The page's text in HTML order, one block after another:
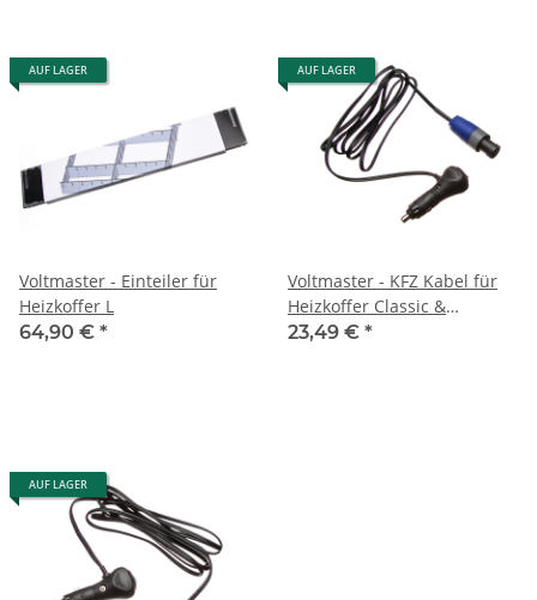
AUF LAGER
Voltmaster - Einteiler für
Heizkoffer L
64,90 € *
AUF LAGER
Voltmaster - KFZ Kabel für
Heizkoffer Classic &
Professional
23,49 € *
AUF LAGER